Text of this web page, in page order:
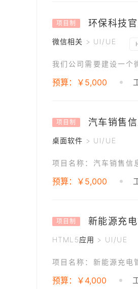
项目制 环保科技
微信相关 > UI/UE
我们公司需要建设一个
预算：￥5,000
项目制 汽车销售
桌面软件 > UI/UE
预算：￥5,000
项目制 新能源充
HTML5应用 > UI/UE
预算：￥4,000